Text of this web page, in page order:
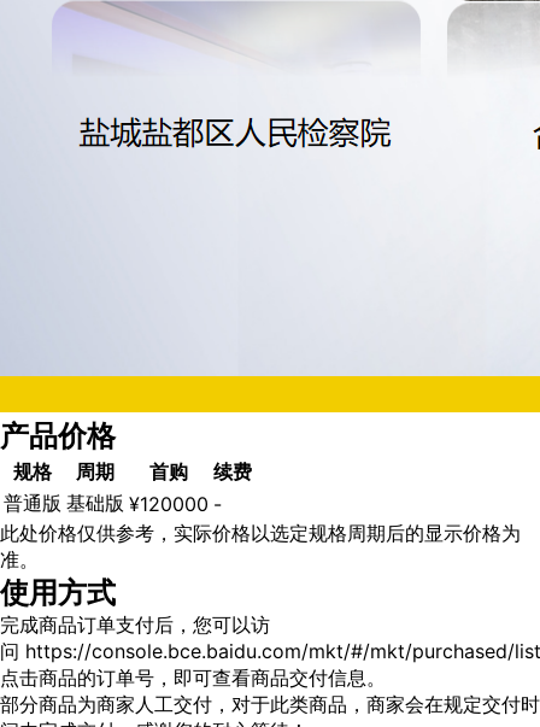
产品价格
规格 周期 首购
续费
普通版 基础版 ¥120000 -
此处价格仅供参考，实际价格以选定规格周期后的显示价格为
准。
使用方式
完成商品订单支付后，您可以访
问 https://console.bce.baidu.com/mkt/#/mkt/purchased/list
点击商品的订单号，即可查看商品交付信息。
部分商品为商家人工交付，对于此类商品，商家会在规定交付时